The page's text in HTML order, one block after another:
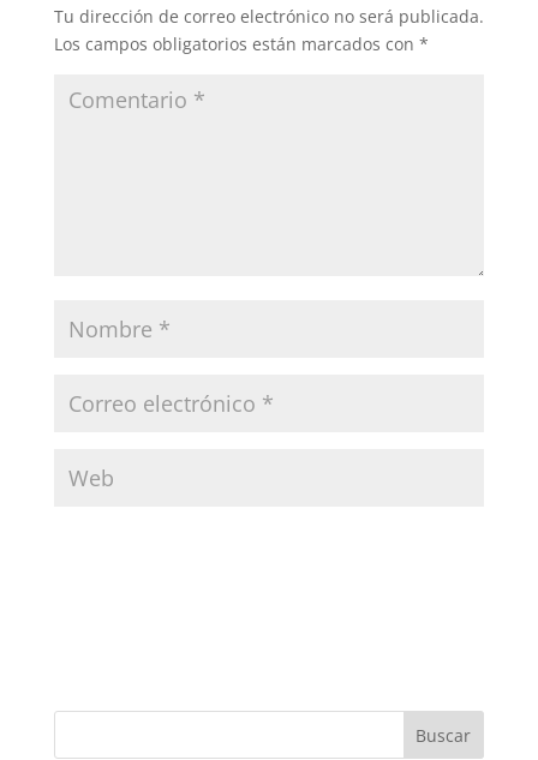
Tu dirección de correo electrónico no será publicada.
Los campos obligatorios están marcados con *